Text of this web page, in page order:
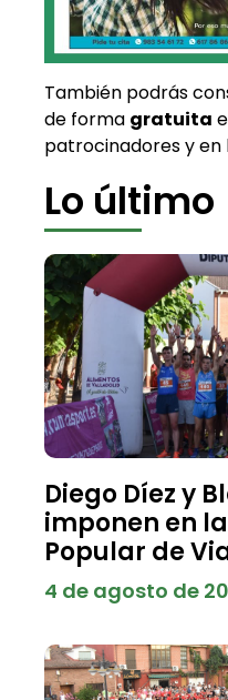
También podrás
de forma gratuita
patrocinadores y en
Lo último
Diego Díez y
imponen en
Popular de
4 de agosto de